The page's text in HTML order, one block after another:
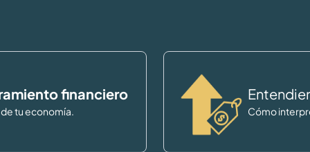
financiero
tu economía. Cómo